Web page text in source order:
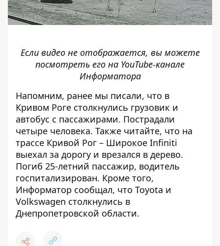
Если видео не отображается, вы можете
посмотреть его на YouTube-канале
Информатора
Напомним, ранее мы писали, что в
Кривом Роге столкнулись грузовик и
автобус с пассажирами. Пострадали
четыре человека. Также читайте, что на
трассе Кривой Рог – Широкое Infiniti
выехал за дорогу и врезался в дерево.
Погиб 25-летний пассажир, водитель
госпитализирован. Кроме того,
Информатор сообщал, что Toyota и
Volkswagen столкнулись в
Днепропетровской области.